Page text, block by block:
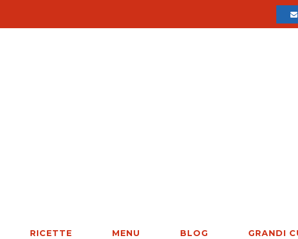
RICETTE MENU BLOG GRANDI